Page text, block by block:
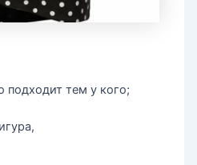
подходит тем у кого;